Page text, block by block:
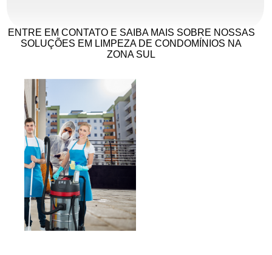
ENTRE EM CONTATO E SAIBA MAIS SOBRE NOSSAS
SOLUÇÕES EM LIMPEZA DE CONDOMÍNIOS NA
ZONA SUL